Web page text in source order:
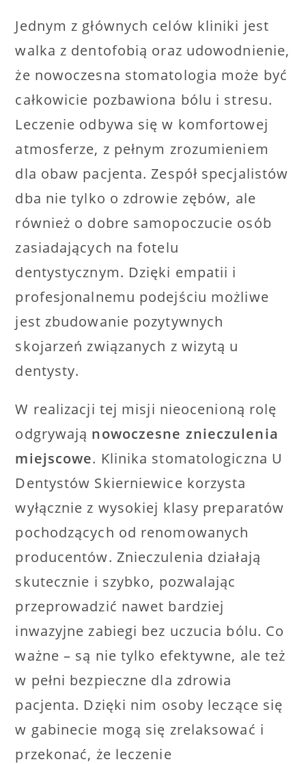
Jednym z głównych celów kliniki jest
walka z dentofobią oraz udowodnienie,
że nowoczesna stomatologia może być
całkowicie pozbawiona bólu i stresu.
Leczenie odbywa się w komfortowej
atmosferze, z pełnym zrozumieniem
dla obaw pacjenta. Zespół specjalistów
dba nie tylko o zdrowie zębów, ale
również o dobre samopoczucie osób
zasiadających na fotelu
dentystycznym. Dzięki empatii i
profesjonalnemu podejściu możliwe
jest zbudowanie pozytywnych
skojarzeń związanych z wizytą u
dentysty.
W realizacji tej misji nieocenioną rolę
odgrywają nowoczesne znieczulenia
miejscowe. Klinika stomatologiczna U
Dentystów Skierniewice korzysta
wyłącznie z wysokiej klasy preparatów
pochodzących od renomowanych
producentów. Znieczulenia działają
skutecznie i szybko, pozwalając
przeprowadzić nawet bardziej
inwazyjne zabiegi bez uczucia bólu. Co
ważne – są nie tylko efektywne, ale też
w pełni bezpieczne dla zdrowia
pacjenta. Dzięki nim osoby leczące się
w gabinecie mogą się zrelaksować i
przekonać, że leczenie